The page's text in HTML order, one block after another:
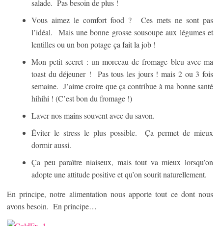
salade. Pas besoin de plus !
Vous aimez le comfort food ? Ces mets ne sont pas
l’idéal. Mais une bonne grosse sousoupe aux légumes et
lentilles ou un bon potage ça fait la job !
Mon petit secret : un morceau de fromage bleu avec ma
toast du déjeuner ! Pas tous les jours ! mais 2 ou 3 fois
semaine. J’aime croire que ça contribue à ma bonne santé
hihihi ! (C’est bon du fromage !)
Laver nos mains souvent avec du savon.
Éviter le stress le plus possible. Ça permet de mieux
dormir aussi.
Ça peu paraître niaiseux, mais tout va mieux lorsqu’on
adopte une attitude positive et qu’on sourit naturellement.
En principe, notre alimentation nous apporte tout ce dont nous
avons besoin. En principe…